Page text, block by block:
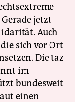
jetzt
Auch
sich vor Ort
Die taz
im
bundesweit
einen